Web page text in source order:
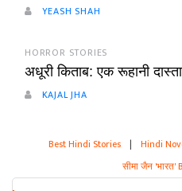
YEASH SHAH
HORROR STORIES
अधूरी किताब: एक रूहानी
KAJAL JHA
Best Hindi Stories | Hindi
सीमा जैन 'भारत'